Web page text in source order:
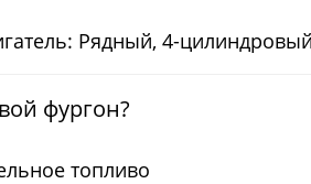
Рядный, 4-
фургон?
топливо